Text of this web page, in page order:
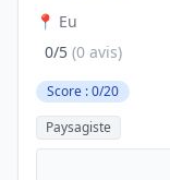
📍 Eu
0/5 (0 avis)
Score : 0/20
Paysagiste